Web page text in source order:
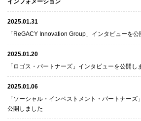
インフォメーション
2025.01.31
「ReGACY Innovation Group」インタビューを公
2025.01.20
「ロゴス・パートナーズ」インタビューを公開し
2025.01.06
「ソーシャル・インベストメント・パートナー
公開しました